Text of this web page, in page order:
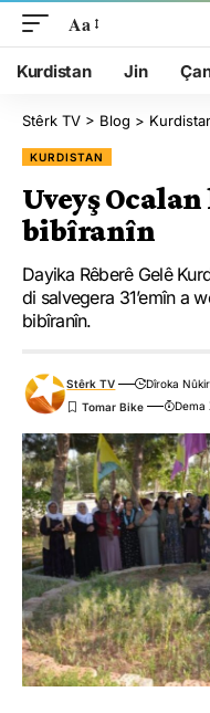
Aa
Kurdistan Jin
Stêrk TV > Blog >
KURDISTAN
Uveyş
bibîranîn
Dayika Rêberê Gelê
di salvegera 31’emîn a
bibîranîn.
Stêrk TV
Dîroka
Dema